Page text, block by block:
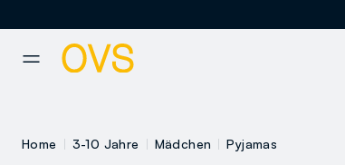
Home 3-10 Jahre Mädchen Pyjamas